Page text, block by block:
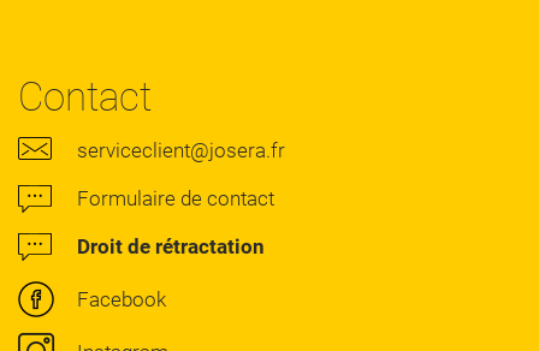
Contact
serviceclient@josera.fr
Formulaire de contact
Droit de rétractation
Facebook